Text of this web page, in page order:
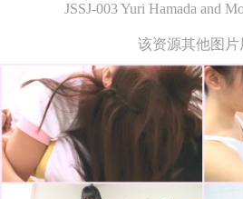
JSSJ-003 Yuri Hamada and
该资源其他图片